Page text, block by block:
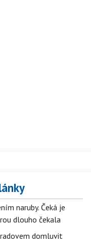
naruby. Čeká je
dlouho čekala
domluvit